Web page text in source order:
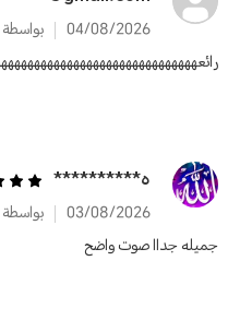
04/08/2026
ه**********
03/08/2026
جميله جداا صوت واضح